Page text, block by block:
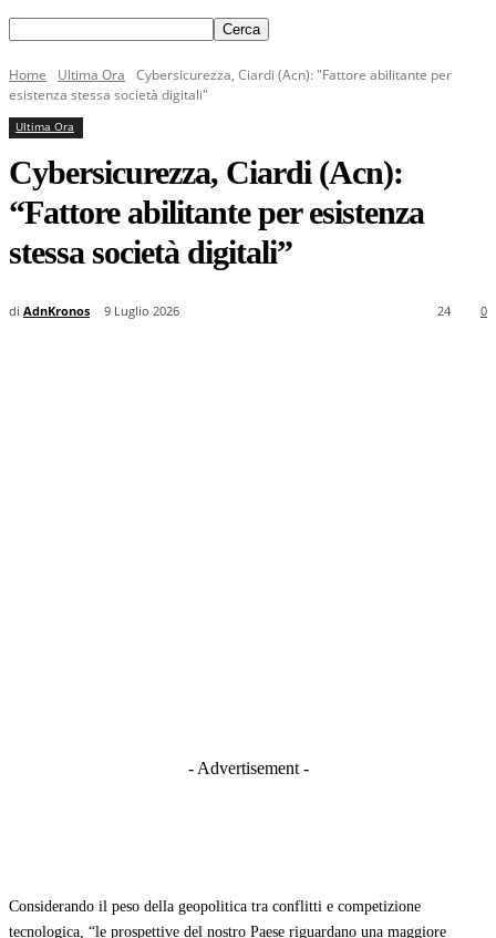
Home Ultima Ora
Cybersicurezza, Ciardi (Acn): "Fattore abilitante per
esistenza stessa società digitali"
Ultima Ora
Cybersicurezza, Ciardi (Acn):
“Fattore abilitante per esistenza
stessa società digitali”
di AdnKronos 9 Luglio 2026 0
24
- Advertisement -
Considerando il peso della geopolitica tra conflitti e competizione
tecnologica, “le prospettive del nostro Paese riguardano una maggiore